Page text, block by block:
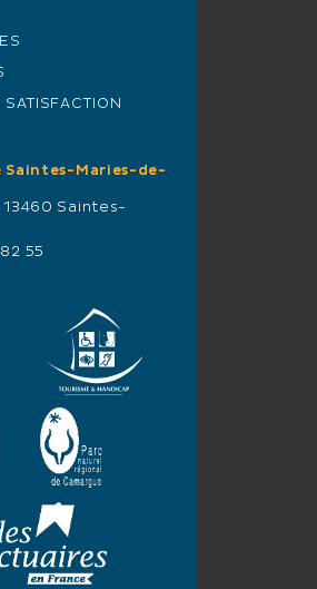
Maries-de-
13460 Saintes-
55